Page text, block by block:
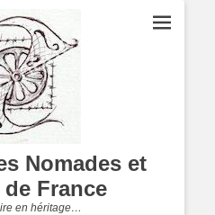
Nomades et
France
en héritage…